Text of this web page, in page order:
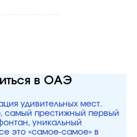
в ОАЭ
удивительных мест.
самый престижный первый
уникальный
это «самое-самое» в